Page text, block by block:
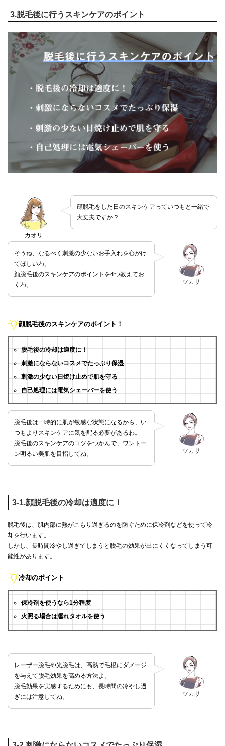
3.脱毛後に行うスキンケアのポイント
カオリ
顔脱毛をした日のスキンケアっていつもと一緒で
大丈夫ですか？
ツカサ
そうね、なるべく刺激の少ないお手入れを心がけ
てほしいわ。
顔脱毛後のスキンケアのポイントを4つ教えてお
くわ。
顔脱毛後のスキンケアのポイント！
脱毛後の冷却は適度に！
刺激にならないコスメでたっぷり保湿
刺激の少ない日焼け止めで肌を守る
自己処理には電気シェーバーを使う
ツカサ
脱毛後は一時的に肌が敏感な状態になるから、い
つもよりスキンケアに気を配る必要があるわ。
脱毛後のスキンケアのコツをつかんで、ワントー
ン明るい美肌を目指してね。
3-1.顔脱毛後の冷却は適度に！
脱毛後は、肌内部に熱がこもり過ぎるのを防ぐために保冷剤などを使って冷
却を行います。
しかし、長時間冷やし過ぎてしまうと脱毛の効果が出にくくなってしまう可
能性があります。
冷却のポイント
保冷剤を使うなら1分程度
火照る場合は濡れタオルを使う
ツカサ
レーザー脱毛や光脱毛は、高熱で毛根にダメージ
を与えて脱毛効果を高める方法よ。
脱毛効果を実感するためにも、長時間の冷やし過
ぎには注意してね。